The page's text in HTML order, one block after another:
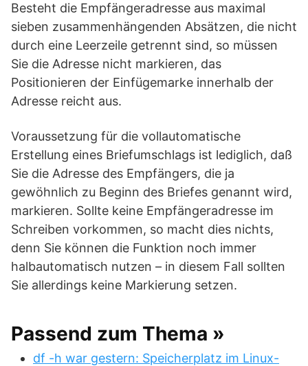
Besteht die Empfängeradresse aus maximal
sieben zusammenhängenden Absätzen, die nicht
durch eine Leerzeile getrennt sind, so müssen
Sie die Adresse nicht markieren, das
Positionieren der Einfügemarke innerhalb der
Adresse reicht aus.
Voraussetzung für die vollautomatische
Erstellung eines Briefumschlags ist lediglich, daß
Sie die Adresse des Empfängers, die ja
gewöhnlich zu Beginn des Briefes genannt wird,
markieren. Sollte keine Empfängeradresse im
Schreiben vorkommen, so macht dies nichts,
denn Sie können die Funktion noch immer
halbautomatisch nutzen – in diesem Fall sollten
Sie allerdings keine Markierung setzen.
Passend zum Thema »
df -h war gestern: Speicherplatz im Linux-